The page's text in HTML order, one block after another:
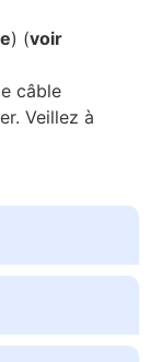
) (voir
câble
Veillez à